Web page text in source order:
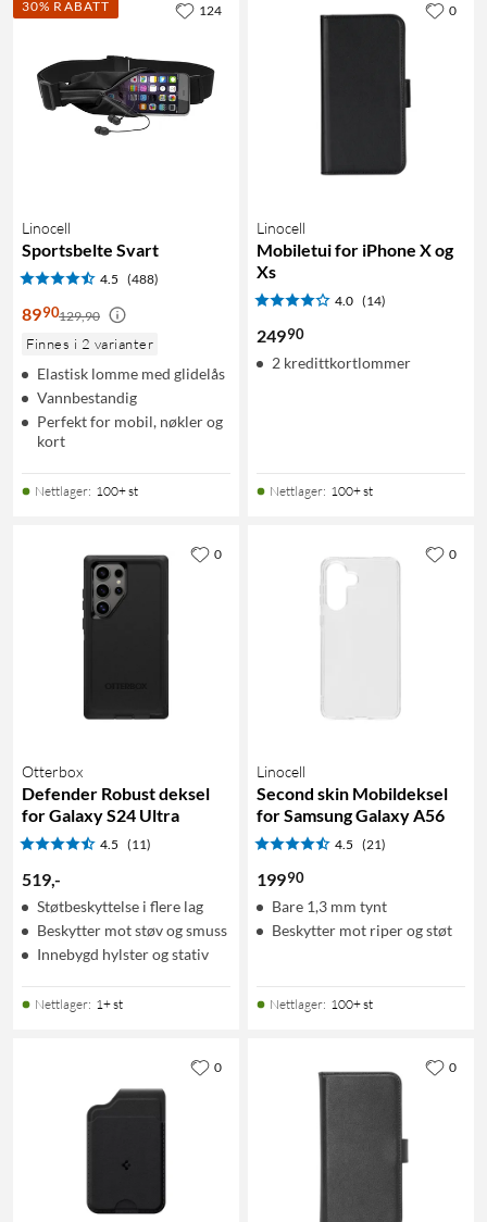
30% RABATT
Linocell
Sportsbelte Svart
4.5 (488)
8990129,90
Finnes i 2 varianter
Elastisk lomme med glidelås
Vannbestandig
Perfekt for mobil, nøkler og
kort
Nettlager: 100+ st
124
Linocell
Mobiletui for iPhone X og
Xs
4.0 (14)
24990
2 kredittkortlommer
Nettlager: 100+ st
0
Otterbox
Defender Robust deksel
for Galaxy S24 Ultra
4.5 (11)
519,-
Støtbeskyttelse i flere lag
Beskytter mot støv og smuss
Innebygd hylster og stativ
Nettlager: 1+ st
0
Linocell
Second skin Mobildeksel
for Samsung Galaxy A56
4.5 (21)
19990
Bare 1,3 mm tynt
Beskytter mot riper og støt
Nettlager: 100+ st
0
0 0